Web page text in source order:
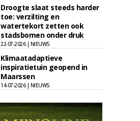
Droogte slaat steeds harder
toe: verzilting en
watertekort zetten ook
stadsbomen onder druk
22-07-2026 | NIEUWS
Klimaatadaptieve
inspiratietuin geopend in
Maarssen
14-07-2026 | NIEUWS